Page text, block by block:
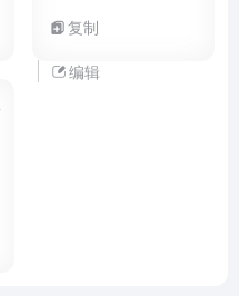
平台购物流程。
来源占比（如微
博、抖音、微信带
复制
编辑